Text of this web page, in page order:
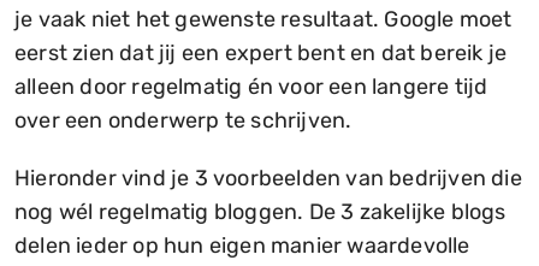
je vaak niet het gewenste resultaat. Google moet
eerst zien dat jij een expert bent en dat bereik je
alleen door regelmatig én voor een langere tijd
over een onderwerp te schrijven.
Hieronder vind je 3 voorbeelden van bedrijven die
nog wél regelmatig bloggen. De 3 zakelijke blogs
delen ieder op hun eigen manier waardevolle